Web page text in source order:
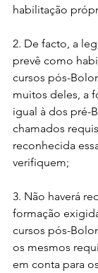
habilitação
2. De facto, a
prevê como
cursos pós-
muitos deles, a
igual à dos pré-
chamados
reconhecida
verifiquem;
3. Não haverá
formação
cursos pós-
os mesmos
em conta para